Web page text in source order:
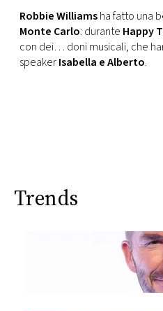
CONSIGLIA
Robbie Williamsha fatto una
Monte Carlo: durante Happy
con dei… doni musicali, che
speakerIsabella e Alberto.
Trends